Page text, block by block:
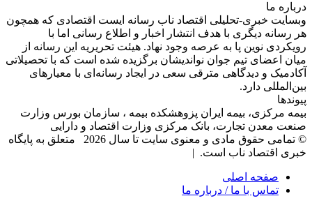
درباره‌ ما
وبسایت خبری-تحلیلی اقتصاد ناب رسانه‌ ایست اقتصادی که همچون
هر رسانه دیگری با هدف انتشار اخبار و اطلاع رسانی اما با
رویکردی نوین پا به عرصه وجود نهاد. هیئت تحریریه این رسانه از
میان اعضای تیم جوان نواندیشان برگزیده شده است که با تحصیلاتی
آکادمیک و دیدگاهی‌ مترقی سعی در ایجاد رسانه‌ای با معیار‌های
بین‌المللی دارد.
پیوندها
بیمه مرکزی، بیمه ایران پزوهشکده بیمه ، سازمان بورس وزارت
صنعت معدن تجارت، بانک مرکزی وزارت اقتصاد و دارایی
© تمامی حقوق مادی و معنوی سایت تا سال 2026 متعلق به پایگاه
خبری اقتصاد ناب است. |
صفحه اصلی
تماس با ما / درباره ما